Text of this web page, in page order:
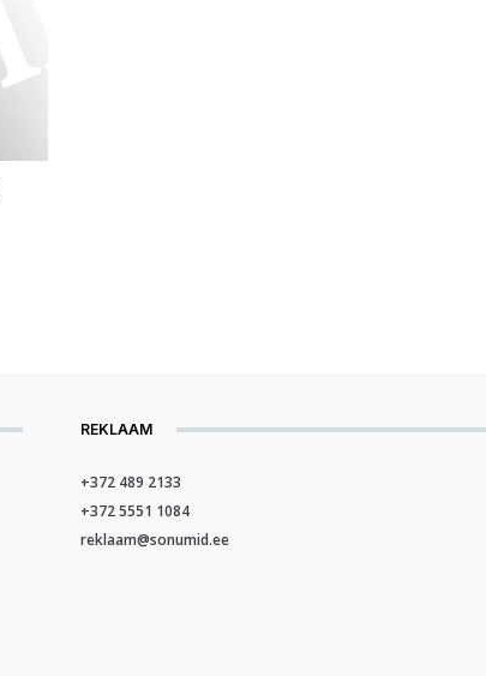
REKLAAM
+372 489 2133
+372 5551 1084
reklaam@sonumid.ee